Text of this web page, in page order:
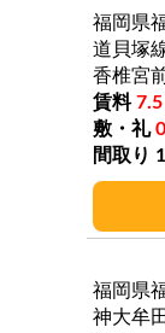
福岡県
道貝塚
香椎宮
7.5
0
福岡県
神大牟